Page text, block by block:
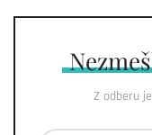
Z odberu